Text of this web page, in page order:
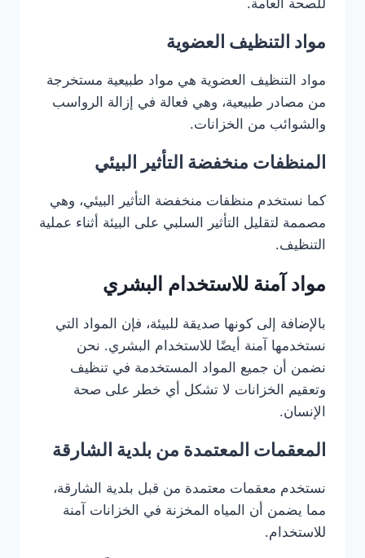
مواد التنظيف العضوية
مواد التنظيف العضوية هي مواد طبيعية مستخرجة
من مصادر طبيعية، وهي فعالة في إزالة الرواسب
والشوائب من الخزانات.
المنظفات منخفضة التأثير البيئي
كما نستخدم منظفات منخفضة التأثير البيئي، وهي
مصممة لتقليل التأثير السلبي على البيئة أثناء عملية
التنظيف.
مواد آمنة للاستخدام البشري
بالإضافة إلى كونها صديقة للبيئة، فإن المواد التي
نستخدمها آمنة أيضًا للاستخدام البشري. نحن
نضمن أن جميع المواد المستخدمة في تنظيف
وتعقيم الخزانات لا تشكل أي خطر على صحة
الإنسان.
المعقمات المعتمدة من بلدية الشارقة
نستخدم معقمات معتمدة من قبل بلدية الشارقة،
مما يضمن أن المياه المخزنة في الخزانات آمنة
للاستخدام.